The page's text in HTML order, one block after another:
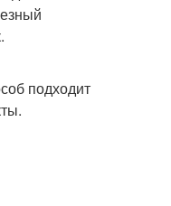
подходит